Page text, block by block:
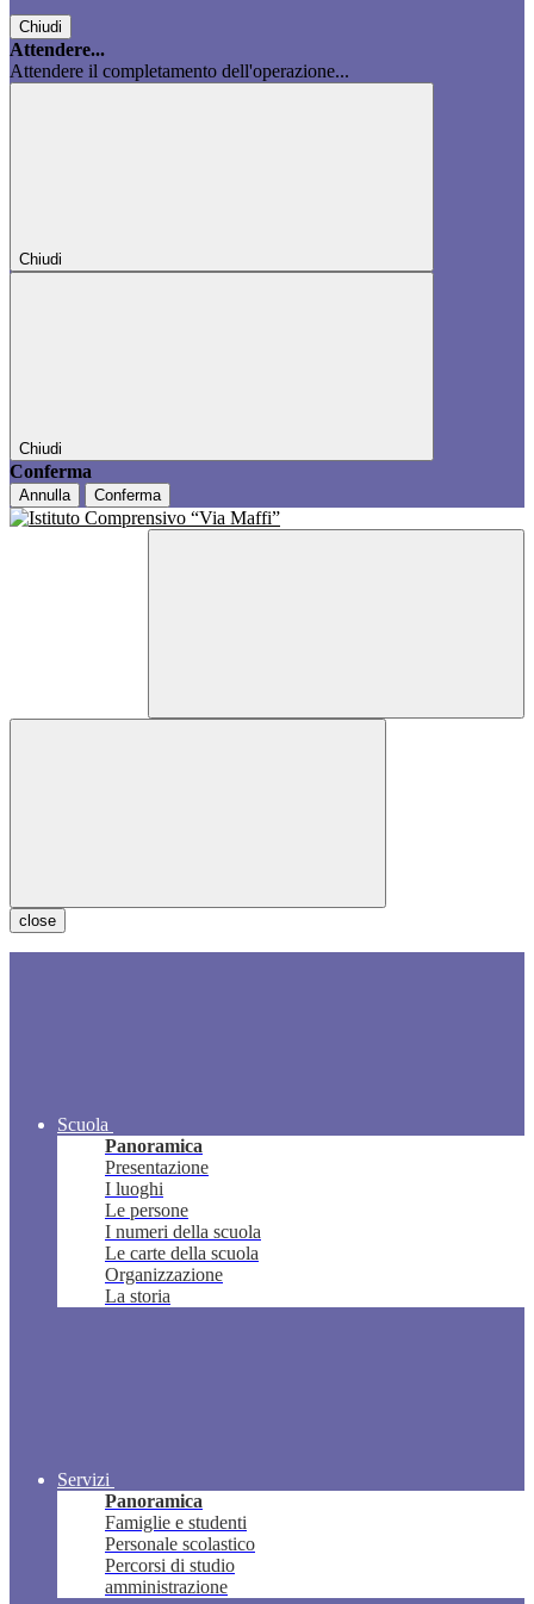
Chiudi
Attendere...
Attendere il completamento dell'operazione...
Chiudi
Chiudi
Conferma
Annulla Conferma
close
Scuola
Panoramica
Presentazione
I luoghi
Le persone
I numeri della scuola
Le carte della scuola
Organizzazione
La storia
Servizi
Panoramica
Famiglie e studenti
Personale scolastico
Percorsi di studio
amministrazione